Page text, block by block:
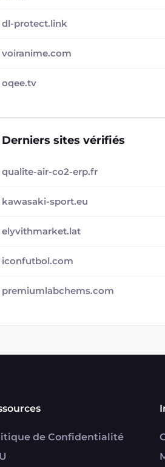
dl-protect.link
voiranime.com
oqee.tv
Derniers sites vérifiés
qualite-air-co2-erp.fr
kawasaki-sport.eu
elyvithmarket.lat
iconfutbol.com
premiumlabchems.com
de Confidentialité